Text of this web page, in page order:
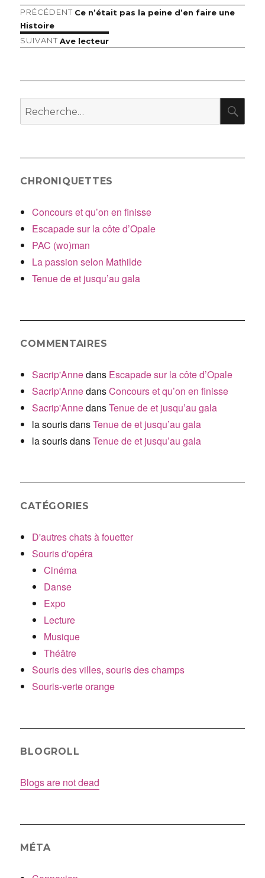
Navigation
de
PRÉCÉDENT Article
Ce n’était pas la peine d’en faire une
Histoire
SUIVANT Article
Ave lecteur
Recherche
pour
CHRONIQUETTES
Concours et qu’on en finisse
Escapade sur la côte d’Opale
PAC (wo)man
La passion selon Mathilde
Tenue de et jusqu’au gala
COMMENTAIRES
Sacrip'Annedans Escapade sur la côte d’Opale
Sacrip'AnnedansConcours et qu’on en finisse
Sacrip'AnnedansTenue de et jusqu’au gala
la sourisdansTenue de et jusqu’au gala
la sourisdansTenue de et jusqu’au gala
CATÉGORIES
D'autres chats à fouetter
Souris d'opéra
Cinéma
Danse
Expo
Lecture
Musique
Théâtre
Souris des villes, souris des champs
Souris-verte orange
BLOGROLL
Blogs are not dead
MÉTA